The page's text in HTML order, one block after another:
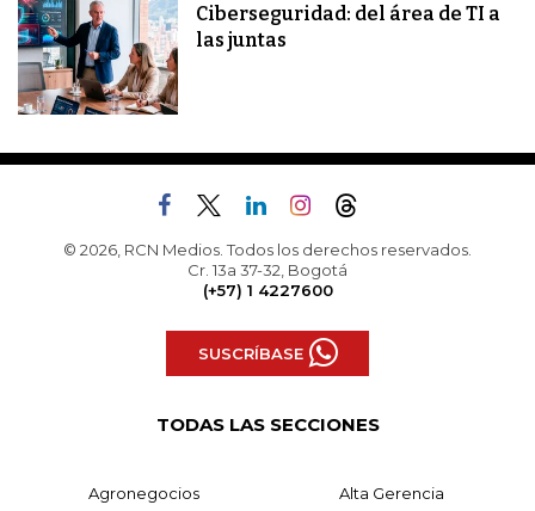
Ciberseguridad: del área de TI a
las juntas
© 2026, RCN Medios. Todos los derechos reservados.
Cr. 13a 37-32, Bogotá
(+57) 1 4227600
SUSCRÍBASE
TODAS LAS SECCIONES
Agronegocios Alta Gerencia